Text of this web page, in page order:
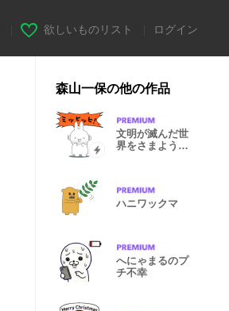
欲しいものリスト ログイン
森山一保の他の作品
文明が滅んだ世
界をさまようミ
ハニワックマ
へにゃまるのプ
チ不幸